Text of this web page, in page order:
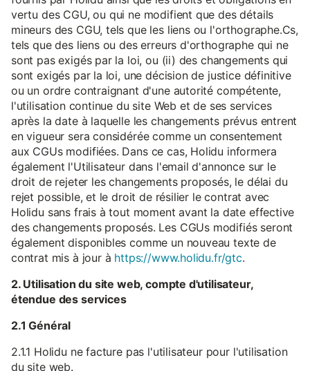
vertu des CGU, ou qui ne modifient que des détails
mineurs des CGU, tels que les liens ou l'orthographe.Cs,
tels que des liens ou des erreurs d'orthographe qui ne
sont pas exigés par la loi, ou (ii) des changements qui
sont exigés par la loi, une décision de justice définitive
ou un ordre contraignant d'une autorité compétente,
l'utilisation continue du site Web et de ses services
après la date à laquelle les changements prévus entrent
en vigueur sera considérée comme un consentement
aux CGUs modifiées. Dans ce cas, Holidu informera
également l'Utilisateur dans l'email d'annonce sur le
droit de rejeter les changements proposés, le délai du
rejet possible, et le droit de résilier le contrat avec
Holidu sans frais à tout moment avant la date effective
des changements proposés. Les CGUs modifiés seront
également disponibles comme un nouveau texte de
contrat mis à jour à https://www.holidu.fr/gtc.
2. Utilisation du site web, compte d'utilisateur,
étendue des services
2.1 Général
2.1.1 Holidu ne facture pas l'utilisateur pour l'utilisation
du site web.